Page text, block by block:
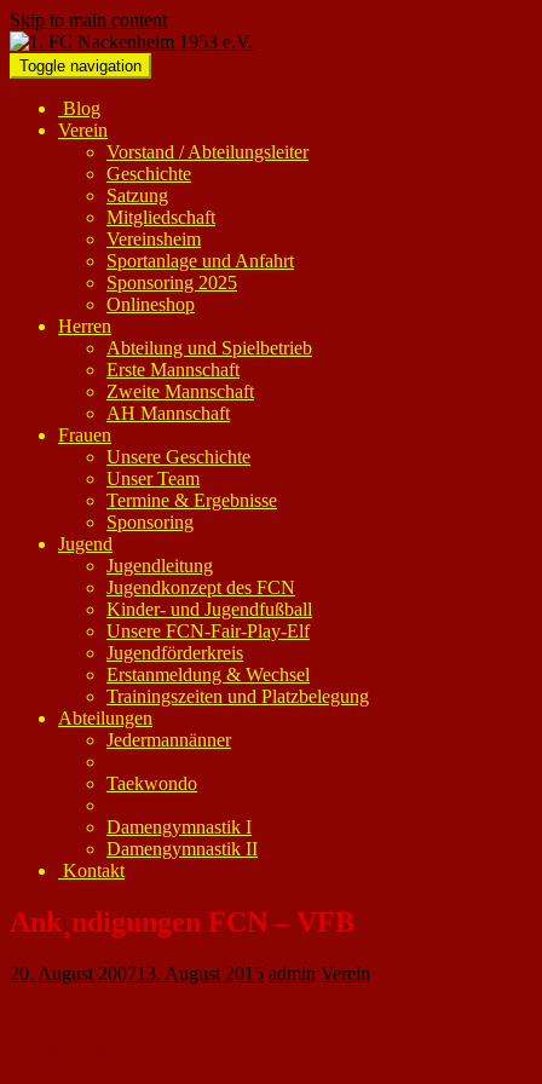
Skip to main content
Toggle navigation
Blog
Verein
Vorstand / Abteilungsleiter
Geschichte
Satzung
Mitgliedschaft
Vereinsheim
Sportanlage und Anfahrt
Sponsoring 2025
Onlineshop
Herren
Abteilung und Spielbetrieb
Erste Mannschaft
Zweite Mannschaft
AH Mannschaft
Frauen
Unsere Geschichte
Unser Team
Termine & Ergebnisse
Sponsoring
Jugend
Jugendleitung
Jugendkonzept des FCN
Kinder- und Jugendfußball
Unsere FCN-Fair-Play-Elf
Jugendförderkreis
Erstanmeldung & Wechsel
Trainingszeiten und Platzbelegung
Abteilungen
Jedermannänner
Taekwondo
Damengymnastik I
Damengymnastik II
Kontakt
Ank¸ndigungen FCN – VFB
20. August 200713. August 2015 admin Verein